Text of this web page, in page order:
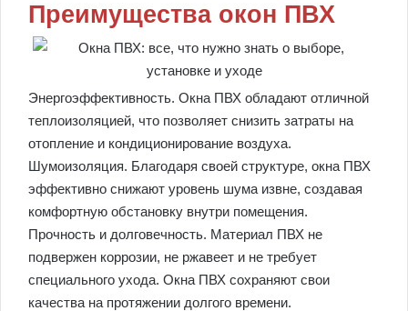
Преимущества окон ПВХ
Энергоэффективность. Окна ПВХ обладают отличной
теплоизоляцией, что позволяет снизить затраты на
отопление и кондиционирование воздуха.
Шумоизоляция. Благодаря своей структуре, окна ПВХ
эффективно снижают уровень шума извне, создавая
комфортную обстановку внутри помещения.
Прочность и долговечность. Материал ПВХ не
подвержен коррозии, не ржавеет и не требует
специального ухода. Окна ПВХ сохраняют свои
качества на протяжении долгого времени.